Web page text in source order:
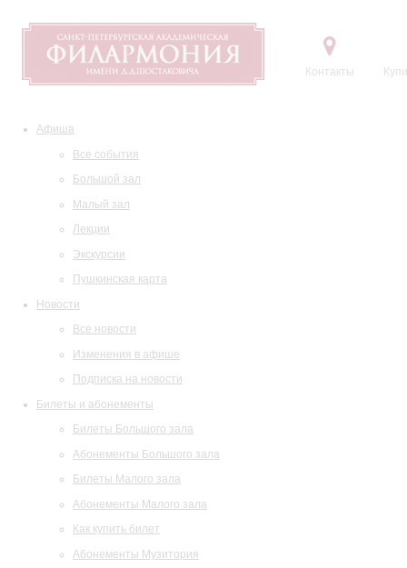
Контакты
Афиша
Все события
Большой зал
Малый зал
Лекции
Экскурсии
Пушкинская карта
Новости
Все новости
Изменения в афише
Подписка на новости
Билеты и абонементы
Билеты Большого зала
Абонементы Большого зала
Билеты Малого зала
Абонементы Малого зала
Как купить билет
Абонементы Музитория